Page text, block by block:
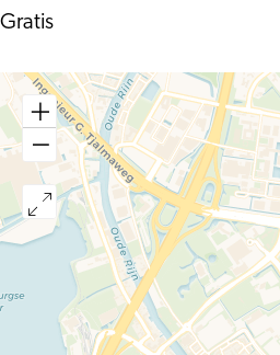
Gratis